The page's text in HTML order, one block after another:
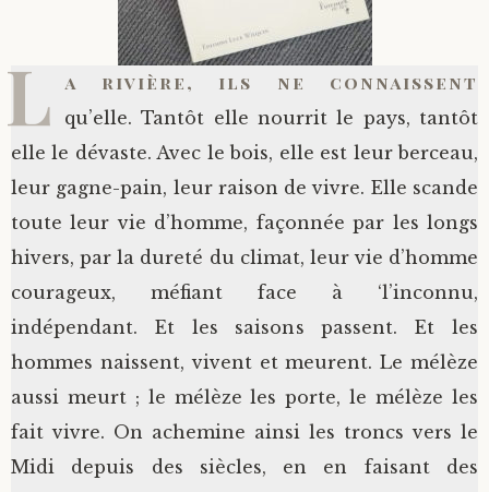
L a rivière, ils ne connaissent
qu’elle. Tantôt elle nourrit le pays, tantôt
elle le dévaste. Avec le bois, elle est leur berceau,
leur gagne-pain, leur raison de vivre. Elle scande
toute leur vie d’homme, façonnée par les longs
hivers, par la dureté du climat, leur vie d’homme
courageux, méfiant face à ‘l’inconnu,
indépendant. Et les saisons passent. Et les
hommes naissent, vivent et meurent. Le mélèze
aussi meurt ; le mélèze les porte, le mélèze les
fait vivre. On achemine ainsi les troncs vers le
Midi depuis des siècles, en en faisant des